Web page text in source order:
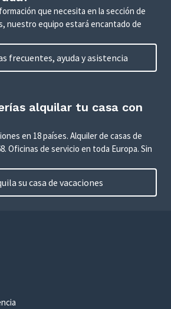
que necesita en la sección de
nuestro equipo estará encantado de
frecuentes, ayuda y asistencia
alquilar tu casa con
en 18 países. Alquiler de casas de
Oficinas de servicio en toda Europa. Sin
su casa de vacaciones